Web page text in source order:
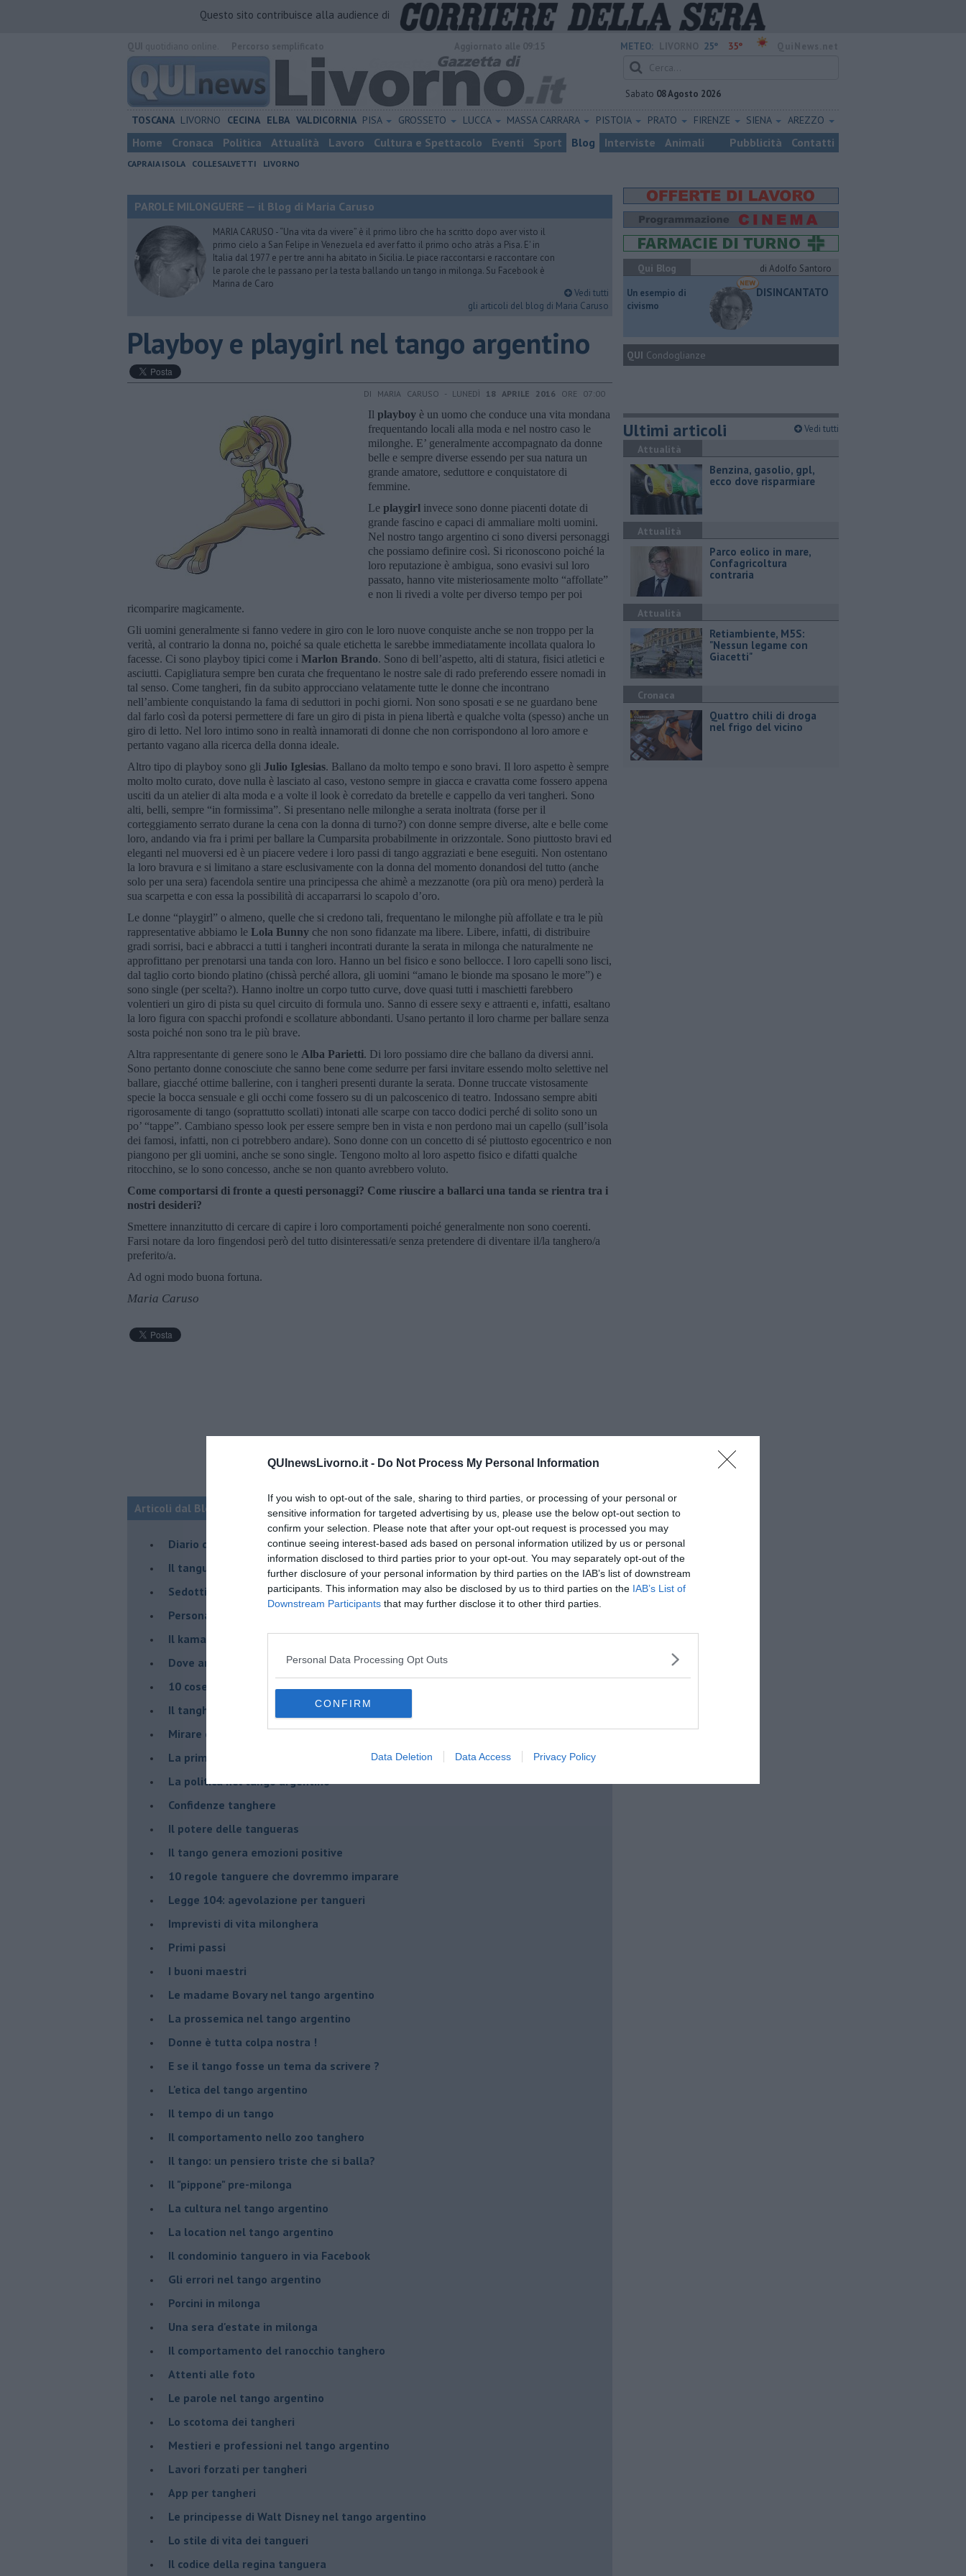
QUInewsLivorno.it - Do Not Process My Personal Information
If you wish to opt-out of the sale, sharing to third parties, or processing of your personal or
sensitive information for targeted advertising by us, please use the below opt-out section to
confirm your selection. Please note that after your opt-out request is processed you may
continue seeing interest-based ads based on personal information utilized by us or personal
information disclosed to third parties prior to your opt-out. You may separately opt-out of the
further disclosure of your personal information by third parties on the IAB’s list of downstream
participants. This information may also be disclosed by us to third parties on the IAB’s List of
Downstream Participants that may further disclose it to other third parties.
Personal Data Processing Opt Outs
CONFIRM
Data Deletion Data Access Privacy Policy
Questo sito contribuisce alla audience di
METEO: 25° 35°
Sabato 08 Agosto 2026
TOSCANA LIVORNO CECINA ELBA VALDICORNIA PISA GROSSETO LUCCA MASSA CARRARA PISTOIA PRATO FIRENZE SIENA AREZZO
Home Cronaca Politica Attualità Lavoro Cultura e Spettacolo Eventi Sport Blog Interviste Animali Pubblicità Contatti
CAPRAIA ISOLA COLLESALVETTI LIVORNO
PAROLE MILONGUERE — il Blog di Maria Caruso
MARIA CARUSO - “Una vita da vivere” è il primo libro che ha scritto dopo aver visto il
primo cielo a San Felipe in Venezuela ed aver fatto il primo ocho atràs a Pisa. E' in
Italia dal 1977 e per tre anni ha abitato in Sicilia. Le piace raccontarsi e raccontare con
le parole che le passano per la testa ballando un tango in milonga. Su Facebook è
Marina de Caro
Vedi tutti
gli articoli del blog di Maria Caruso
Playboy e playgirl nel tango argentino
DI MARIA CARUSO - LUNEDÌ 18 APRILE 2016 ORE 07:00
Il playboy è un uomo che conduce una vita mondana
frequentando locali alla moda e nel nostro caso le
milonghe. E’ generalmente accompagnato da donne
belle e sempre diverse essendo per sua natura un
grande amatore, seduttore e conquistatore di
femmine.
Le playgirl invece sono donne piacenti dotate di
grande fascino e capaci di ammaliare molti uomini.
Nel nostro tango argentino ci sono diversi personaggi
che possiamo definire così. Si riconoscono poiché la
loro reputazione è ambigua, sono evasivi sul loro
passato, hanno vite misteriosamente molto “affollate”
e non li rivedi a volte per diverso tempo per poi
ricomparire magicamente.
Gli uomini generalmente si fanno vedere in giro con le loro nuove conquiste anche se non troppo per la
verità, al contrario la donna no, poiché sa quale etichetta le sarebbe immediatamente incollata qualora lo
facesse. Ci sono playboy tipici come i Marlon Brando. Sono di bell’aspetto, alti di statura, fisici atletici e
asciutti. Capigliatura sempre ben curata che frequentano le nostre sale di rado preferendo essere nomadi in
tal senso. Come tangheri, fin da subito approcciano velatamente tutte le donne che incontrano
nell’ambiente conquistando la fama di seduttori in pochi giorni. Non sono sposati e se ne guardano bene
dal farlo così da potersi permettere di fare un giro di pista in piena libertà e qualche volta (spesso) anche un
giro di letto. Nel loro intimo sono in realtà innamorati di donne che non corrispondono al loro amore e
pertanto vagano alla ricerca della donna ideale.
Altro tipo di playboy sono gli Julio Iglesias. Ballano da molto tempo e sono bravi. Il loro aspetto è sempre
molto molto curato, dove nulla è lasciato al caso, vestono sempre in giacca e cravatta come fossero appena
usciti da un atelier di alta moda e a volte il look è corredato da bretelle e cappello da veri tangheri. Sono
alti, belli, sempre “in formissima”. Si presentano nelle milonghe a serata inoltrata (forse per il
corteggiamento serrato durane la cena con la donna di turno?) con donne sempre diverse, alte e belle come
loro, andando via fra i primi per ballare la Cumparsita probabilmente in orizzontale. Sono piuttosto bravi ed
eleganti nel muoversi ed è un piacere vedere i loro passi di tango aggraziati e bene eseguiti. Non ostentano
la loro bravura e si limitano a stare esclusivamente con la donna del momento donandosi del tutto (anche
solo per una sera) facendola sentire una principessa che ahimè a mezzanotte (ora più ora meno) perderà la
sua scarpetta e con essa la possibilità di accaparrarsi lo scapolo d’oro.
Le donne “playgirl” o almeno, quelle che si credono tali, frequentano le milonghe più affollate e tra le più
rappresentative abbiamo le Lola Bunny che non sono fidanzate ma libere. Libere, infatti, di distribuire
gradi sorrisi, baci e abbracci a tutti i tangheri incontrati durante la serata in milonga che naturalmente ne
approfittano per prenotarsi una tanda con loro. Hanno un bel fisico e sono bellocce. I loro capelli sono lisci,
dal taglio corto biondo platino (chissà perché allora, gli uomini “amano le bionde ma sposano le more”) e
sono single (per scelta?). Hanno inoltre un corpo tutto curve, dove quasi tutti i maschietti farebbero
volentieri un giro di pista su quel circuito di formula uno. Sanno di essere sexy e attraenti e, infatti, esaltano
la loro figura con spacchi profondi e scollature abbondanti. Usano pertanto il loro charme per ballare senza
sosta poiché non sono tra le più brave.
Altra rappresentante di genere sono le Alba Parietti. Di loro possiamo dire che ballano da diversi anni.
Sono pertanto donne conosciute che sanno bene come sedurre per farsi invitare essendo molto selettive nel
ballare, giacché ottime ballerine, con i tangheri presenti durante la serata. Donne truccate vistosamente
specie la bocca sensuale e gli occhi come fossero su di un palcoscenico di teatro. Indossano sempre abiti
rigorosamente di tango (soprattutto scollati) intonati alle scarpe con tacco dodici perché di solito sono un
po’ “tappe”. Cambiano spesso look per essere sempre ben in vista e non perdono mai un capello (sull’isola
dei famosi, infatti, non ci potrebbero andare). Sono donne con un concetto di sé piuttosto egocentrico e non
piangono per gli uomini, anche se sono single. Tengono molto al loro aspetto fisico e difatti qualche
ritocchino, se lo sono concesso, anche se non quanto avrebbero voluto.
Come comportarsi di fronte a questi personaggi? Come riuscire a ballarci una tanda se rientra tra i
nostri desideri?
Smettere innanzitutto di cercare di capire i loro comportamenti poiché generalmente non sono coerenti.
Farsi notare da loro fingendosi però del tutto disinteressati/e senza pretendere di diventare il/la tanghero/a
preferito/a.
Ad ogni modo buona fortuna.
Maria Caruso
Articoli dal Blog “Parole milonguere” di Maria Caruso
Diario di una tanghera
Il tanguero che entra in pista
Sedotti e abbandonati nel tango argentino
Personalità tanguera
Il kamasutango
Dove andiamo stasera?
10 cose da non dire a fine tanda
Il tanghero odioso
Mirare con la PNL
La prima volta
La politica nel tango argentino
Confidenze tanghere
Il potere delle tangueras
Il tango genera emozioni positive
10 regole tanguere che dovremmo imparare
Legge 104: agevolazione per tangueri
Imprevisti di vita milonghera
Primi passi
I buoni maestri
Le madame Bovary nel tango argentino
La prossemica nel tango argentino
Donne è tutta colpa nostra !
E se il tango fosse un tema da scrivere ?
L'etica del tango argentino
Il tempo di un tango
Il comportamento nello zoo tanghero
Il tango: un pensiero triste che si balla?
Il "pippone" pre-milonga
La cultura nel tango argentino
La location nel tango argentino
Il condominio tanguero in via Facebook
Gli errori nel tango argentino
Porcini in milonga
Una sera d'estate in milonga
Il comportamento del ranocchio tanghero
Attenti alle foto
Le parole nel tango argentino
Lo scotoma dei tangheri
Mestieri e professioni nel tango argentino
Lavori forzati per tangheri
App per tangheri
Le principesse di Walt Disney nel tango argentino
Lo stile di vita dei tangueri
Il codice della regina tanguera
Qui Blog
di Adolfo Santoro
​Un esempio di
civismo
DISINCANTATO
QUI Condoglianze
Ultimi articoli Vedi tutti
Attualità
​Benzina, gasolio, gpl,
ecco dove risparmiare
Attualità
Parco eolico in mare,
Confagricoltura
contraria
Attualità
Retiambiente, M5S:
"Nessun legame con
Giacetti"
Cronaca
Quattro chili di droga
nel frigo del vicino